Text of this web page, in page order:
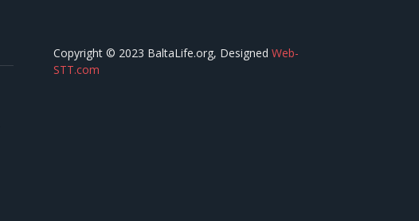
Copyright © 2023 BaltaLife.org, Designed Web-
STT.com